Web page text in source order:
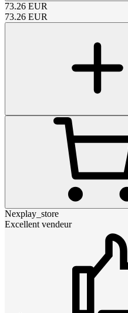
73.26 EUR
73.26 EUR
Nexplay_store
Excellent vendeur